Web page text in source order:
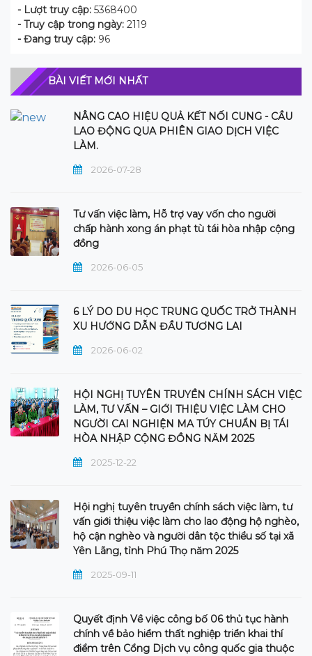
- Lượt truy cập: 5368400
- Truy cập trong ngày: 2119
- Đang truy cập: 96
BÀI VIẾT MỚI NHẤT
NÂNG CAO HIỆU QUẢ KẾT NỐI CUNG - CẦU
LAO ĐỘNG QUA PHIÊN GIAO DỊCH VIỆC
LÀM.
2026-07-28
Tư vấn việc làm, Hỗ trợ vay vốn cho người
chấp hành xong án phạt tù tái hòa nhập cộng
đồng
2026-06-05
6 LÝ DO DU HỌC TRUNG QUỐC TRỞ THÀNH
XU HƯỚNG DẪN ĐẦU TƯƠNG LAI
2026-06-02
HỘI NGHỊ TUYÊN TRUYỀN CHÍNH SÁCH VIỆC
LÀM, TƯ VẤN – GIỚI THIỆU VIỆC LÀM CHO
NGƯỜI CAI NGHIỆN MA TÚY CHUẨN BỊ TÁI
HÒA NHẬP CỘNG ĐỒNG NĂM 2025
2025-12-22
Hội nghị tuyên truyền chính sách việc làm, tư
vấn giới thiệu việc làm cho lao động hộ nghèo,
hộ cận nghèo và người dân tộc thiểu số tại xã
Yên Lãng, tỉnh Phú Thọ năm 2025
2025-09-11
Quyết định Về việc công bố 06 thủ tục hành
chính về bảo hiểm thất nghiệp triển khai thí
điểm trên Cổng Dịch vụ công quốc gia thuộc